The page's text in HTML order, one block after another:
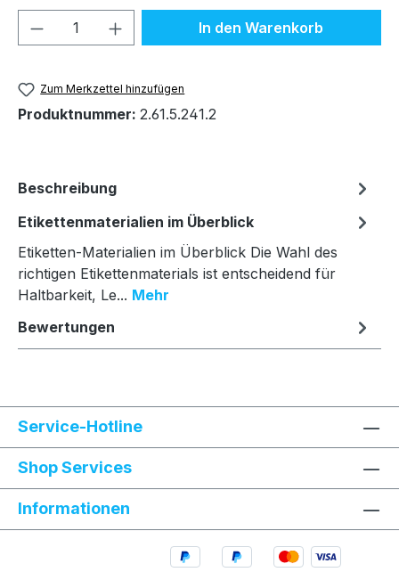
Produkt Anzahl: Gib denIn den Warenkorb
Zum Merkzettel hinzufügen
Produktnummer: 2.61.5.241.2
Beschreibung
Etikettenmaterialien im Überblick
Etiketten-Materialien im Überblick Die Wahl des
richtigen Etikettenmaterials ist entscheidend für
Haltbarkeit, Le... Mehr
Bewertungen
Service-Hotline
Shop Services
Informationen